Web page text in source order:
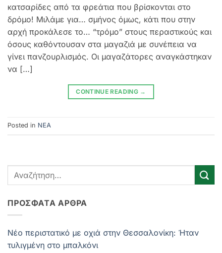
κατσαρίδες από τα φρεάτια που βρίσκονται στο
δρόμο! Μιλάμε για… σμήνος όμως, κάτι που στην
αρχή προκάλεσε το… “τρόμο” στους περαστικούς και
όσους καθόντουσαν στα μαγαζιά με συνέπεια να
γίνει πανζουρλισμός. Οι μαγαζάτορες αναγκάστηκαν
να […]
CONTINUE READING →
Posted in NEA
ΠΡΌΣΦΑΤΑ ΆΡΘΡΑ
Νέο περιστατικό με οχιά στην Θεσσαλονίκη: Ήταν
τυλιγμένη στο μπαλκόνι